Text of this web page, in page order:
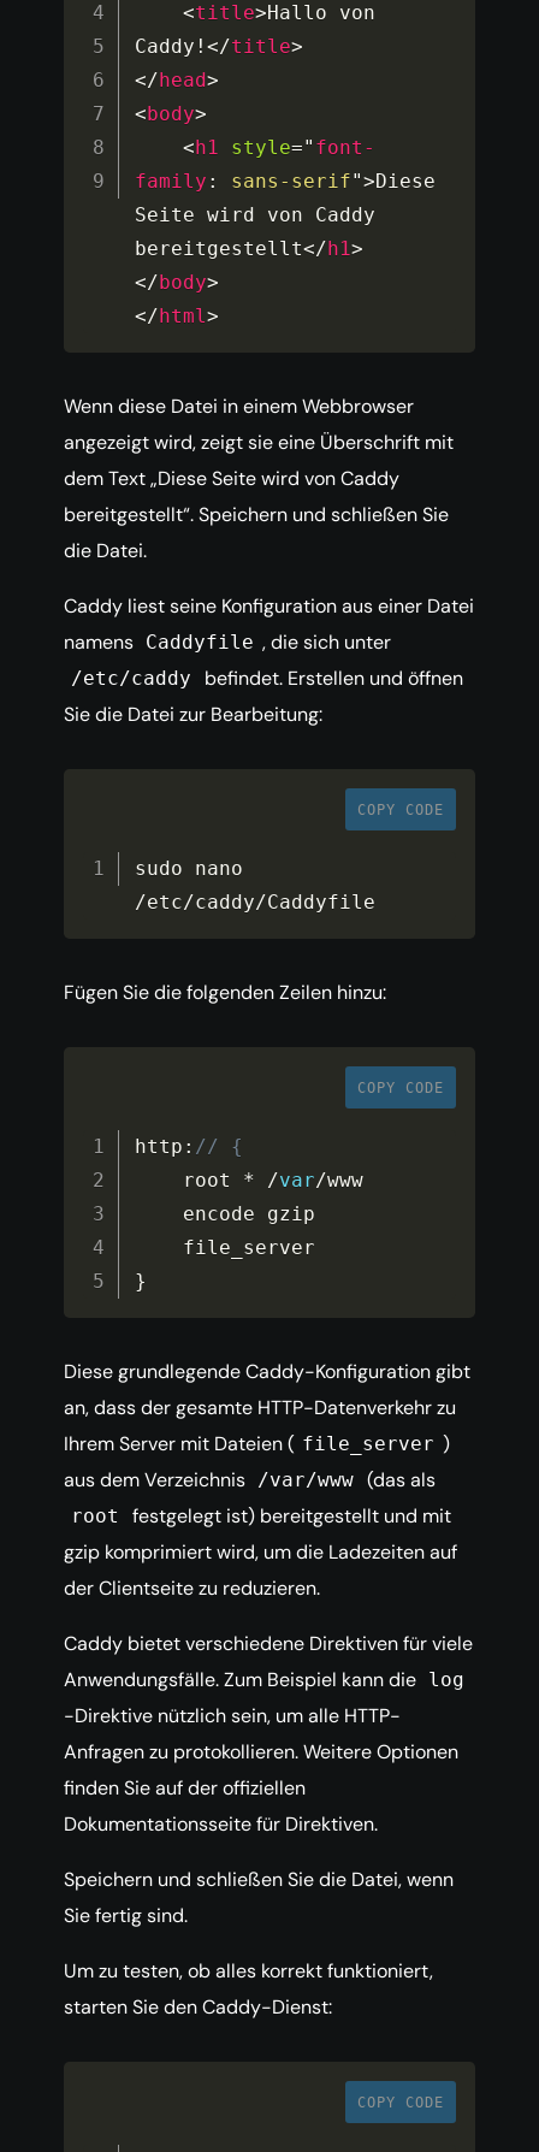
<title>Hallo von
Caddy!</title>
</ head>
< body>
< h1 style=" font-
family : sans-serif">Diese
Seite wird von Caddy
bereitgestellt</ h1>
</ body>
</ html>
Wenn diese Datei in einem Webbrowser
angezeigt wird, zeigt sie eine Überschrift mit
dem Text „Diese Seite wird von Caddy
bereitgestellt“. Speichern und schließen Sie
die Datei.
Caddy liest seine Konfiguration aus einer Datei
namens Caddyfile , die sich unter
/etc/caddy
befindet. Erstellen und öffnen
Sie die Datei zur Bearbeitung:
COPY CODE
/etc/caddy/Caddyfile
Fügen Sie die folgenden Zeilen hinzu:
COPY CODE
http : // {
    root
* /var/www
}
Diese grundlegende Caddy-Konfiguration gibt
an, dass der gesamte HTTP-Datenverkehr zu
Ihrem Server mit Dateien ( file_server )
aus dem Verzeichnis /var/www (das als
root
festgelegt ist) bereitgestellt und mit
gzip komprimiert wird, um die Ladezeiten auf
der Clientseite zu reduzieren.
Caddy bietet verschiedene Direktiven für viele
Anwendungsfälle. Zum Beispiel kann die log
-Direktive nützlich sein, um alle HTTP-
Anfragen zu protokollieren. Weitere Optionen
finden Sie auf der offiziellen
Dokumentationsseite für Direktiven.
Speichern und schließen Sie die Datei, wenn
Sie fertig sind.
Um zu testen, ob alles korrekt funktioniert,
starten Sie den Caddy-Dienst:
COPY CODE